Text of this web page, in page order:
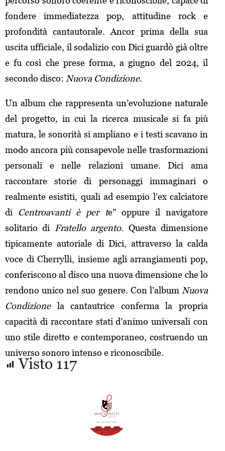
fondere immediatezza pop, attitudine rock e
profondità cantautorale. Ancor prima della sua
uscita ufficiale, il sodalizio con Dici guardò già oltre
e fu così che prese forma, a giugno del 2024, il
secondo disco: Nuova Condizione.
Un album che rappresenta un’evoluzione naturale
del progetto, in cui la ricerca musicale si fa più
matura, le sonorità si ampliano e i testi scavano in
modo ancora più consapevole nelle trasformazioni
personali e nelle relazioni umane. Dici ama
raccontare storie di personaggi immaginari o
realmente esistiti, quali ad esempio l’ex calciatore
di Centroavanti è per te” oppure il navigatore
solitario di
Fratello argento. Questa dimensione
tipicamente autoriale di Dici, attraverso la calda
voce di Cherrylli, insieme agli arrangiamenti pop,
conferiscono al disco una nuova dimensione che lo
rendono unico nel suo genere. Con l’album Nuova
Condizionela cantautrice conferma la propria
capacità di raccontare stati d’animo universali con
uno stile diretto e contemporaneo, costruendo un
universo sonoro intenso e riconoscibile.
Visto 117